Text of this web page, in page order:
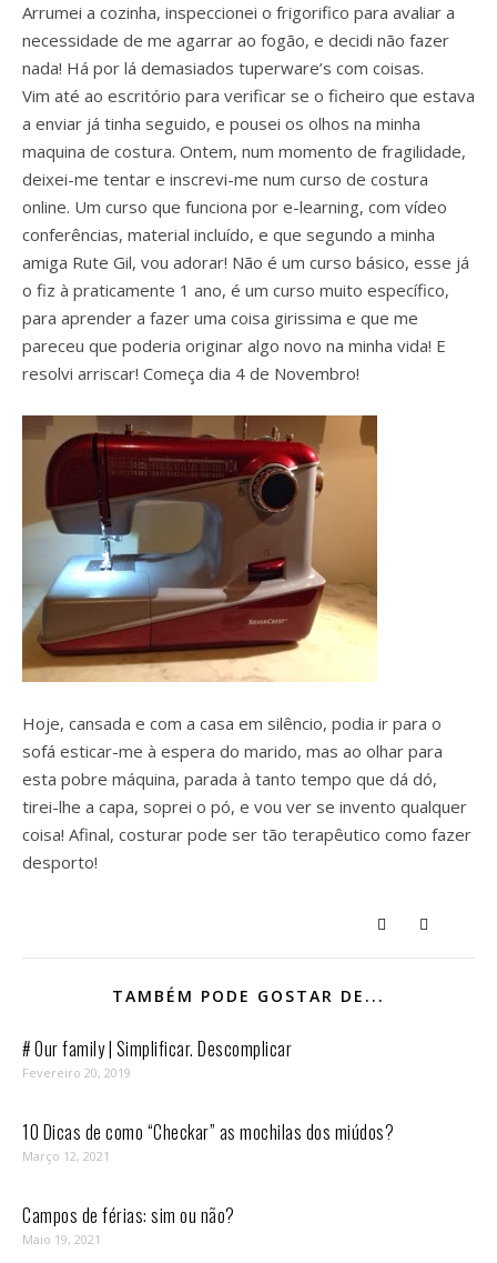
Arrumei a cozinha, inspeccionei o frigorifico para avaliar a
necessidade de me agarrar ao fogão, e decidi não fazer
nada! Há por lá demasiados tuperware’s com coisas.
Vim até ao escritório para verificar se o ficheiro que estava
a enviar já tinha seguido, e pousei os olhos na minha
maquina de costura. Ontem, num momento de fragilidade,
deixei-me tentar e inscrevi-me num curso de costura
online. Um curso que funciona por e-learning, com vídeo
conferências, material incluído, e que segundo a minha
amiga Rute Gil, vou adorar! Não é um curso básico, esse já
o fiz à praticamente 1 ano, é um curso muito específico,
para aprender a fazer uma coisa girissima e que me
pareceu que poderia originar algo novo na minha vida! E
resolvi arriscar! Começa dia 4 de Novembro!
Hoje, cansada e com a casa em silêncio, podia ir para o
sofá esticar-me à espera do marido, mas ao olhar para
esta pobre máquina, parada à tanto tempo que dá dó,
tirei-lhe a capa, soprei o pó, e vou ver se invento qualquer
coisa! Afinal, costurar pode ser tão terapêutico como fazer
desporto!
TAMBÉM PODE GOSTAR DE...
# Our family | Simplificar. Descomplicar
Fevereiro 20, 2019
10 Dicas de como “Checkar” as mochilas dos miúdos?
Março 12, 2021
Campos de férias: sim ou não?
Maio 19, 2021